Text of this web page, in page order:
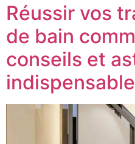
Réussir vos
de bain
conseils et